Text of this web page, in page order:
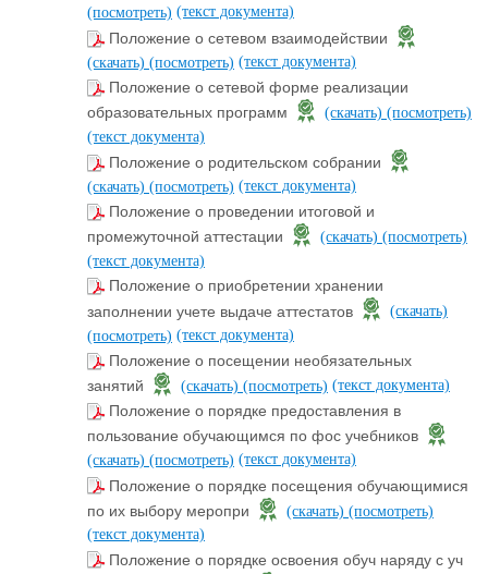
(посмотреть) (текст документа)
Положение о сетевом взаимодействии
(скачать) (посмотреть) (текст документа)
Положение о сетевой форме реализации
образовательных программ
(скачать) (посмотреть)
(текст документа)
Положение о родительском собрании
(скачать) (посмотреть) (текст документа)
Положение о проведении итоговой и
промежуточной аттестации
(скачать) (посмотреть)
(текст документа)
Положение о приобретении хранении
заполнении учете выдаче аттестатов
(скачать)
(посмотреть) (текст документа)
Положение о посещении необязательных
занятий
(скачать) (посмотреть) (текст документа)
Положение о порядке предоставления в
пользование обучающимся по фос учебников
(скачать) (посмотреть) (текст документа)
Положение о порядке посещения обучающимися
по их выбору меропри
(скачать) (посмотреть)
(текст документа)
Положение о порядке освоения обуч наряду с уч